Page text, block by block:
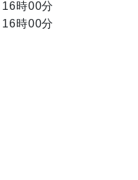
時00分
時00分